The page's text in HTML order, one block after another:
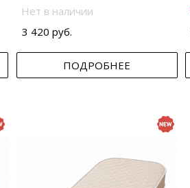
Нет в наличии
3 420 руб.
ПОДРОБНЕЕ